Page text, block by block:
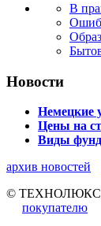
В
Новости
Немецкие
Цены на
Виды
архив новостей
©
покупателю